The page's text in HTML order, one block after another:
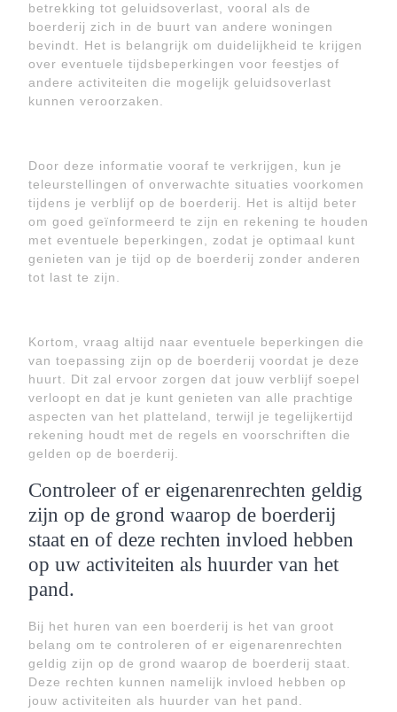
betrekking tot geluidsoverlast, vooral als de
boerderij zich in de buurt van andere woningen
bevindt. Het is belangrijk om duidelijkheid te krijgen
over eventuele tijdsbeperkingen voor feestjes of
andere activiteiten die mogelijk geluidsoverlast
kunnen veroorzaken.
Door deze informatie vooraf te verkrijgen, kun je
teleurstellingen of onverwachte situaties voorkomen
tijdens je verblijf op de boerderij. Het is altijd beter
om goed geïnformeerd te zijn en rekening te houden
met eventuele beperkingen, zodat je optimaal kunt
genieten van je tijd op de boerderij zonder anderen
tot last te zijn.
Kortom, vraag altijd naar eventuele beperkingen die
van toepassing zijn op de boerderij voordat je deze
huurt. Dit zal ervoor zorgen dat jouw verblijf soepel
verloopt en dat je kunt genieten van alle prachtige
aspecten van het platteland, terwijl je tegelijkertijd
rekening houdt met de regels en voorschriften die
gelden op de boerderij.
Controleer of er eigenarenrechten geldig
zijn op de grond waarop de boerderij
staat en of deze rechten invloed hebben
op uw activiteiten als huurder van het
pand.
Bij het huren van een boerderij is het van groot
belang om te controleren of er eigenarenrechten
geldig zijn op de grond waarop de boerderij staat.
Deze rechten kunnen namelijk invloed hebben op
jouw activiteiten als huurder van het pand.